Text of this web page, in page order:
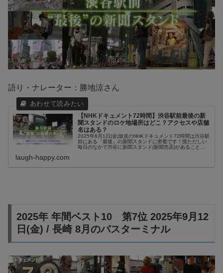
語り・ナレーター：勝地涼さん
【NHKドキュメント72時間】渋谷駅前最後の新
聞スタンドのロケ地場所はどこ？アクセスや店舗
名はある？
2025年8月1日(金)放送のNHKドキュメント72時間は渋谷駅
前にある「最後」の新聞スタンドに密着です！慌ただしい
毎日のなかで渋谷に新聞スタンド(新聞売店)があることを
laugh-happy.com
2025年 年間ベスト10 第7位 2025年9月12
日(金) / 長崎 8月のバスターミナル